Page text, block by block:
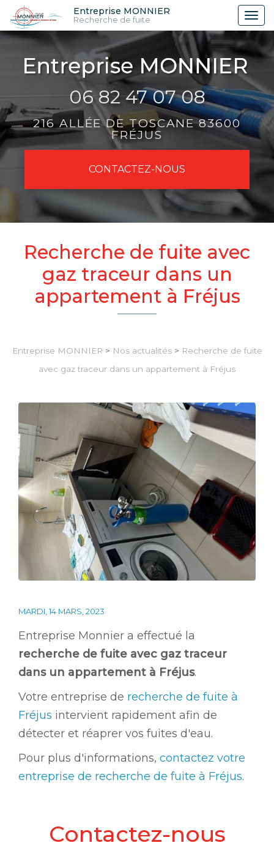
Aller
au
contenu
principal
Entreprise MONNIER
Recherche de fuite
06 82 47 07 08
216 ALLÉE DE TOSCANE 83600
FRÉJUS
CONTACTEZ-NOUS
Recherche de fuite avec
gaz traceur dans un
appartement à Fréjus
Entreprise MONNIER > Nos actualités> Recherche de fuite
avec gaz traceur dans un appartement à Fréjus
MARDI, 14 MARS, 2023
Entreprise Monnier a effectué la
recherche de fuite avec gaz traceur
dans un appartement à Fréjus.
Votre entreprise de recherche de fuite à
Fréjus intervient rapidement afin de
détecter et réaprer vos fuites d'eau.
Pour plus d'informations, contactez votre
entreprise de recherche de fuite à Fréjus.
Contactez-nous